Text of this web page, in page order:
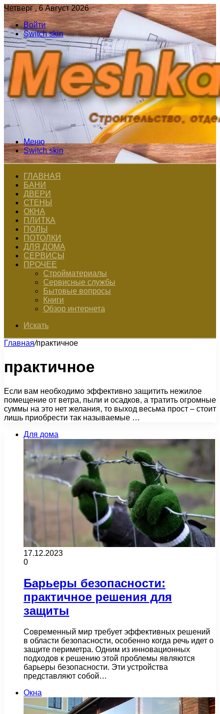
Четверг , 6 Август 2026
Войти
Switch skin
Меню
Switch skin
ГЛАВНАЯ
БАНИ
ДВЕРИ
СТЕНЫ
ОКНА
ПЛИТКА
ПОЛЫ
ПОТОЛКИ
ДЛЯ ДОМА
СЕРВИСЫ
ПРОЧЕЕ
Стройматериалы
Сервисные службы
Бытовые вопросы
Книги
Обзор интернета
Искать
Главная/практичное
практичное
Если вам необходимо эффективно защитить нежилое
помещение от ветра, пыли и осадков, а тратить огромные
суммы на это нет желания, то выход весьма прост – стоит
лишь приобрести так называемые …
Для дома
17.12.2023
0
Барьеры безопасности:
практичное решения для
защиты
Современный мир требует эффективных решений
в области безопасности, особенно когда речь идет о
защите периметра. Одним из инновационных
подходов к решению этой проблемы являются
барьеры безопасности. Эти устройства
представляют собой…
Окна